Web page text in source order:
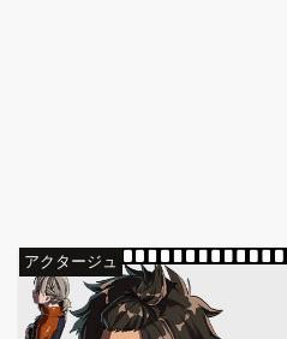
アクタージュ